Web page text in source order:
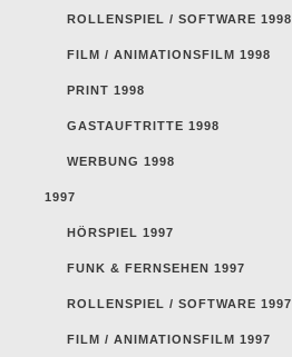
ROLLENSPIEL / SOFTWARE 1998
FILM / ANIMATIONSFILM 1998
PRINT 1998
GASTAUFTRITTE 1998
WERBUNG 1998
1997
HÖRSPIEL 1997
FUNK & FERNSEHEN 1997
ROLLENSPIEL / SOFTWARE 1997
FILM / ANIMATIONSFILM 1997